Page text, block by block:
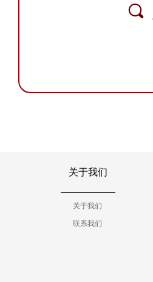
끠
关于我们
关于我们
联系我们